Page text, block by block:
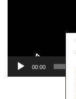
00:00